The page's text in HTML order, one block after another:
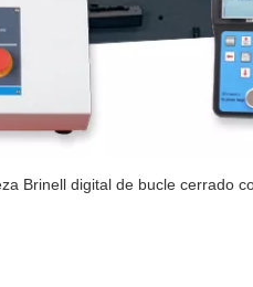
Brinell digital de bucle cerrado